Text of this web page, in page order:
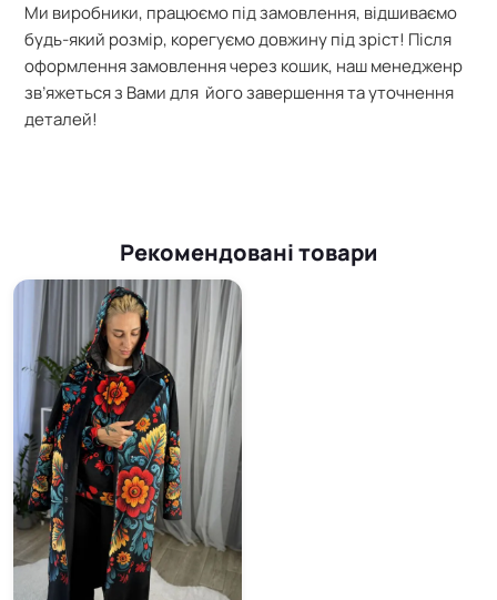
Ми виробники, працюємо під замовлення, відшиваємо
будь-який розмір, корегуємо довжину під зріст! Після
оформлення замовлення через кошик, наш менедженр
зв’яжеться з Вами для його завершення та уточнення
деталей!
Рекомендовані товари